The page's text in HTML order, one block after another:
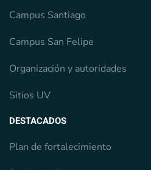
Campus Santiago
Campus San Felipe
Organización y autoridades
Sitios UV
DESTACADOS
Plan de fortalecimiento